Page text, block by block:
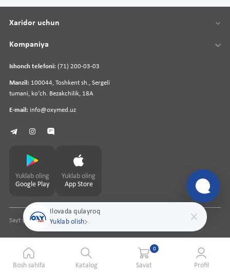
Ilovada qulayroq
Yuklab olish
Ishonch telefoni: (71) 200-03-03
Manzil: 100044, Toshkent sh., Sergeli
tumani, koʻch. Bezakchilik, 18A
E-mail: info@oxymed.uz
Xaridor uchun
Kompaniya
Yuklab oling
Google Play
Yuklab oling
App Store
Sayt yaratuvchipharmit.uz
Bosh sahifa Katalog
0
Savat Profil